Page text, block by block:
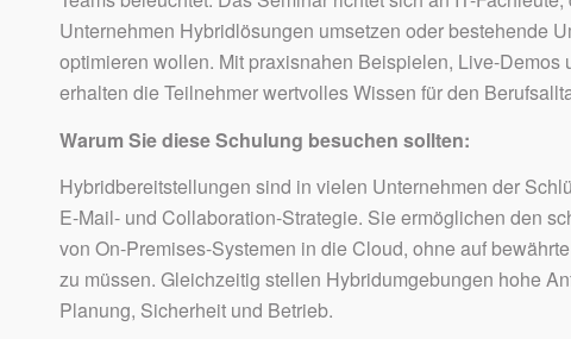
Unternehmen Hybridlösungen umsetzen oder bestehende
optimieren wollen. Mit praxisnahen Beispielen, Live-Demos
erhalten die Teilnehmer wertvolles Wissen für den
Warum Sie diese Schulung besuchen sollten:
Hybridbereitstellungen sind in vielen Unternehmen der
E-Mail- und Collaboration-Strategie. Sie ermöglichen den
von On-Premises-Systemen in die Cloud, ohne auf
zu müssen. Gleichzeitig stellen Hybridumgebungen hohe
Planung, Sicherheit und Betrieb.